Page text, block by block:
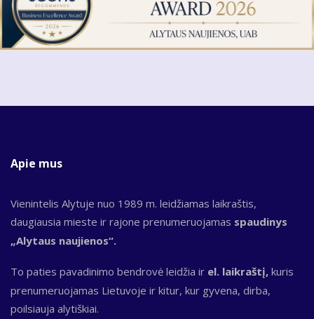
Apie mus
Vienintelis Alytuje nuo 1989 m. leidžiamas laikraštis,
daugiausia mieste ir rajone prenumeruojamas spaudinys
„Alytaus naujienos“.
To paties pavadinimo bendrovė leidžia ir el. laikraštį, kuris
prenumeruojamas Lietuvoje ir kitur, kur gyvena, dirba,
poilsiauja alytiškiai.